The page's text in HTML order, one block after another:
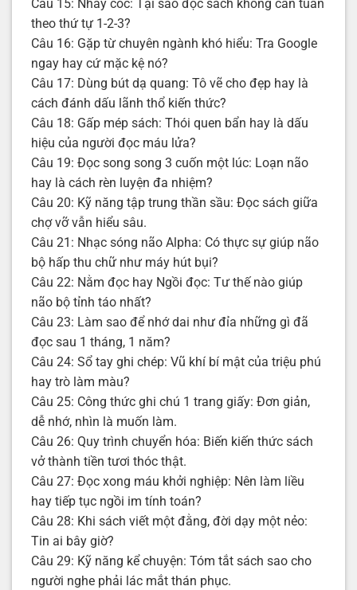
Câu 15: Nhảy cóc: Tại sao đọc sách không cần tuân
theo thứ tự 1-2-3?
Câu 16: Gặp từ chuyên ngành khó hiểu: Tra Google
ngay hay cứ mặc kệ nó?
Câu 17: Dùng bút dạ quang: Tô vẽ cho đẹp hay là
cách đánh dấu lãnh thổ kiến thức?
Câu 18: Gấp mép sách: Thói quen bẩn hay là dấu
hiệu của người đọc máu lửa?
Câu 19: Đọc song song 3 cuốn một lúc: Loạn não
hay là cách rèn luyện đa nhiệm?
Câu 20: Kỹ năng tập trung thần sầu: Đọc sách giữa
chợ vỡ vẫn hiểu sâu.
Câu 21: Nhạc sóng não Alpha: Có thực sự giúp não
bộ hấp thu chữ như máy hút bụi?
Câu 22: Nằm đọc hay Ngồi đọc: Tư thế nào giúp
não bộ tỉnh táo nhất?
Câu 23: Làm sao để nhớ dai như đỉa những gì đã
đọc sau 1 tháng, 1 năm?
Câu 24: Sổ tay ghi chép: Vũ khí bí mật của triệu phú
hay trò làm màu?
Câu 25: Công thức ghi chú 1 trang giấy: Đơn giản,
dễ nhớ, nhìn là muốn làm.
Câu 26: Quy trình chuyển hóa: Biến kiến thức sách
vở thành tiền tươi thóc thật.
Câu 27: Đọc xong máu khởi nghiệp: Nên làm liều
hay tiếp tục ngồi im tính toán?
Câu 28: Khi sách viết một đằng, đời dạy một nẻo:
Tin ai bây giờ?
Câu 29: Kỹ năng kể chuyện: Tóm tắt sách sao cho
người nghe phải lác mắt thán phục.